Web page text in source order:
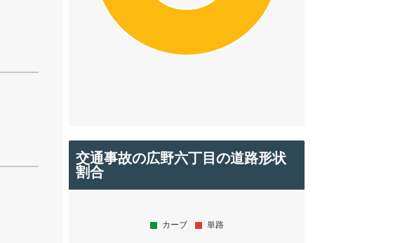
交通事故の広野六丁目の道路形状
割合